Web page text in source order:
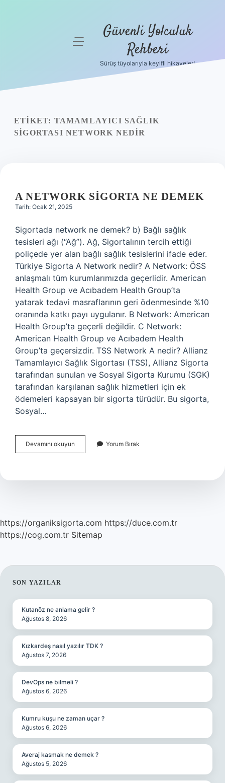
Yasal Uyarı
menüyü Güvenli Yolculuk
Rehberi
Sürüş tüyolarıyla keyifli hikayeler!
ETIKET: TAMAMLAYICI SAĞLIK
SIGORTASI NETWORK NEDIR
A NETWORK SIGORTA NE DEMEK
Tarih: Ocak 21, 2025
Sigortada network ne demek? b) Bağlı sağlık
tesisleri ağı (“Ağ”). Ağ, Sigortalının tercih ettiği
poliçede yer alan bağlı sağlık tesislerini ifade eder.
Türkiye Sigorta A Network nedir? A Network: ÖSS
anlaşmalı tüm kurumlarımızda geçerlidir. American
Health Group ve Acıbadem Health Group’ta
yatarak tedavi masraflarının geri ödenmesinde %10
oranında katkı payı uygulanır. B Network: American
Health Group’ta geçerli değildir. C Network:
American Health Group ve Acıbadem Health
Group’ta geçersizdir. TSS Network A nedir? Allianz
Tamamlayıcı Sağlık Sigortası (TSS), Allianz Sigorta
tarafından sunulan ve Sosyal Sigorta Kurumu (SGK)
tarafından karşılanan sağlık hizmetleri için ek
ödemeleri kapsayan bir sigorta türüdür. Bu sigorta,
Sosyal…
Devamını okuyun
Network
Demek
Yorum Bırak
https://organiksigorta.com https://duce.com.tr
https://cog.com.tr Sitemap
SIDEBAR
SON YAZILAR
Kutanöz ne anlama gelir ?
Ağustos 8, 2026
Kızkardeş nasıl yazılır TDK ?
Ağustos 7, 2026
DevOps ne bilmeli ?
Ağustos 6, 2026
Kumru kuşu ne zaman uçar ?
Ağustos 6, 2026
Averaj kasmak ne demek ?
Ağustos 5, 2026